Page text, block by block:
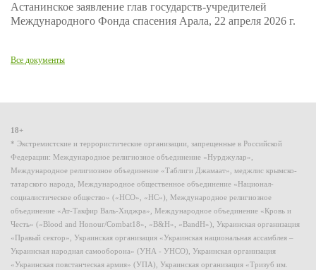
Астанинское заявление глав государств-учредителей
Международного Фонда спасения Арала, 22 апреля 2026 г.
Все документы
18+
* Экстремистские и террористические организации, запрещенные в Российской
Федерации: Международное религиозное объединение «Нурджулар»,
Международное религиозное объединение «Таблиги Джамаат», меджлис крымско-
татарского народа, Международное общественное объединение «Национал-
социалистическое общество» («НСО», «НС»), Международное религиозное
объединение «Ат-Такфир Валь-Хиджра», Международное объединение «Кровь и
Честь» («Blood and Honour/Combat18», «B&H», «BandH»), Украинская организация
«Правый сектор», Украинская организация «Украинская национальная ассамблея –
Украинская народная самооборона» (УНА - УНСО), Украинская организация
«Украинская повстанческая армия» (УПА), Украинская организация «Тризуб им.